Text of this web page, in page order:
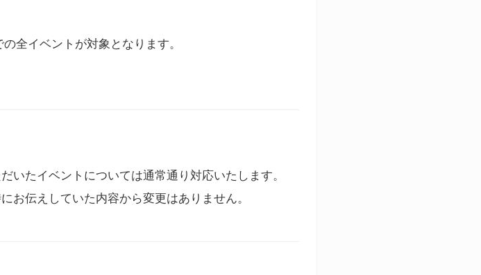
全イベントが対象となります。
いたイベントについては通常通り対応いたします。
お伝えしていた内容から変更はありません。